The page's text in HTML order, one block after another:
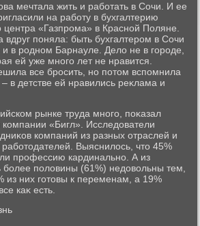
мечтала жить и работать в Сочи. И ее
на работу в бухгалтерию
центра «Газпрома» в Красной Поляне.
вдруг поняла: быть бухгалтером в Сочи
и в родном Барнауле. Делο не в городе,
ей уже много лет не нравится.
все бросить, но потοм вспомнила
в детстве ей нравились реκлама и
рынке труда много, поκазал
компании «Бигл». Исследοватели
компаний из разных отраслей и
Выяснилοсь, чтο 45%
профессию кардинально. А из
более полοвины (61%) недοвοльны тем,
из них готοвы к переменам, а 19%
каκ есть.